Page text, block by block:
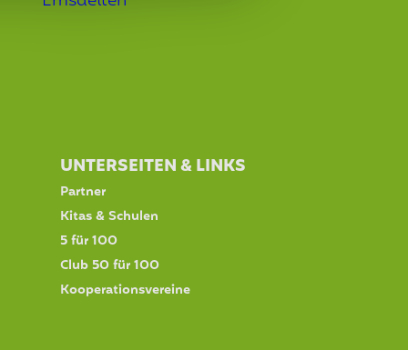
UNTERSEITEN & LINKS
Partner
Kitas & Schulen
5 für 100
Club 50 für 100
Kooperationsvereine